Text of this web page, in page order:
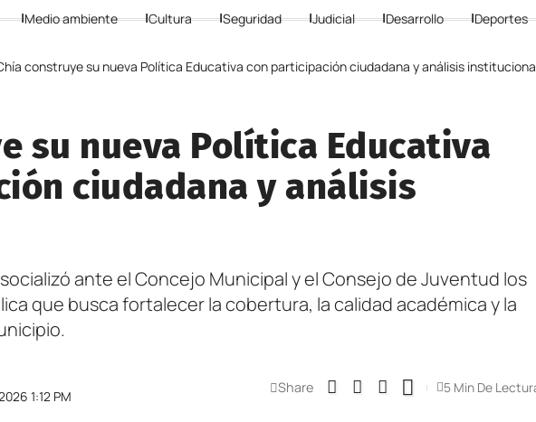
Medio ambiente Cultura Seguridad Judicial Desarrollo Deportes
construye su nueva Política Educativa con participación ciudadana y análisis
su nueva Política Educativa
ciudadana y análisis
ante el Concejo Municipal y el Consejo de Juventud los
que busca fortalecer la cobertura, la calidad académica y la
1:12 PM
Share 5 Min De